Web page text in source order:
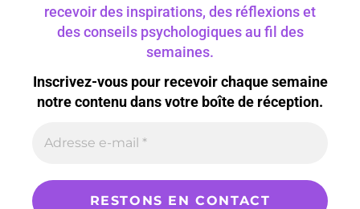
recevoir des inspirations, des réflexions et
des conseils psychologiques au fil des
semaines.
Inscrivez-vous pour recevoir chaque semaine
notre contenu dans votre boîte de réception.